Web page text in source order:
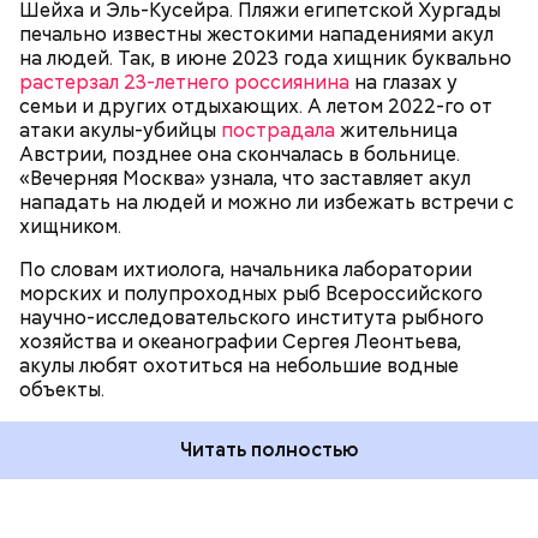
Шейха и Эль-Кусейра. Пляжи египетской Хургады
печально известны жестокими нападениями акул
на людей. Так, в июне 2023 года хищник буквально
растерзал 23-летнего россиянина на глазах у
семьи и других отдыхающих. А летом 2022-го от
атаки акулы-убийцы пострадалажительница
Австрии, позднее она скончалась в больнице.
«Вечерняя Москва» узнала, что заставляет акул
нападать на людей и можно ли избежать встречи с
хищником.
По словам ихтиолога, начальника лаборатории
морских и полупроходных рыб Всероссийского
научно-исследовательского института рыбного
хозяйства и океанографии Сергея Леонтьева,
акулы любят охотиться на небольшие водные
объекты.
собеседник «ВМ».
Читать полностью
Собеседник «Вечерней Москвы» отметил, что еще
несколько лет назад о таких походах даже мечтать
не приходилось, но сегодня это вполне
гидом.
— Ко всем этим рейтингам и часам нужно
относиться скептически, ведь все эти оценки
экспертов, заключения, предположения
ангажированы. Такие заявления кому-то выгодны,
— пояснил эксперт.